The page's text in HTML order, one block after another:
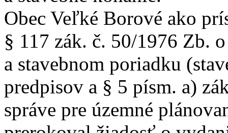
Obec Veľké Borové ako
§ 117 zák. č. 50/1976 Zb.
a stavebnom poriadku
predpisov a § 5 písm. a)
správe pre územné